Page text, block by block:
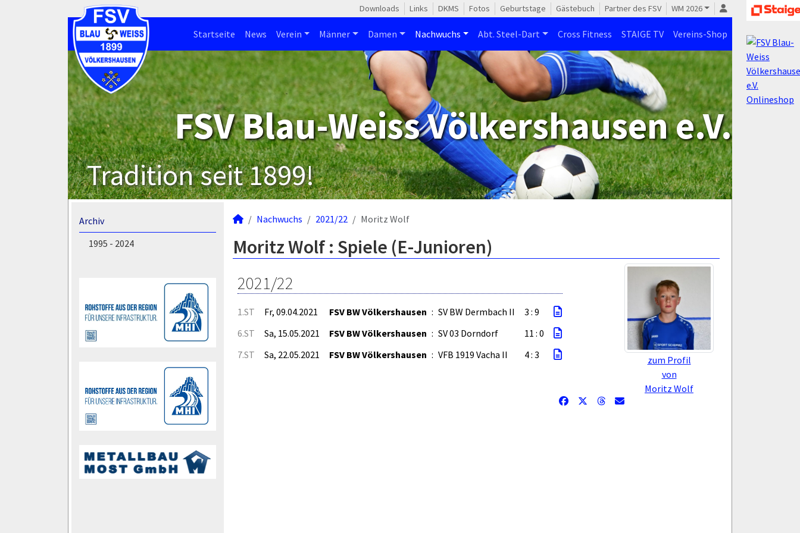
Downloads Links DKMS Fotos Geburtstage Gästebuch Partner des FSV WM 2026
Startseite News Verein Männer Damen Nachwuchs Abt. Steel-Dart Cross Fitness STAIGE TV Vereins-Shop
FSV Blau-Weiss Völkershausen e.V.
Tradition seit 1899!
Archiv
1995 - 2024
Nachwuchs 2021/22 Moritz Wolf
Moritz Wolf : Spiele (E-Junioren)
zum Profil
von
Moritz Wolf
2021/22
1.ST Fr, 09.04.2021 FSV BW Völkershausen : SV BW Dermbach II
3 : 9
6.ST
Sa, 15.05.2021 FSV BW Völkershausen : SV 03 Dorndorf
11 : 0
7.ST
Sa, 22.05.2021 FSV BW Völkershausen : VFB 1919 Vacha II 4 : 3